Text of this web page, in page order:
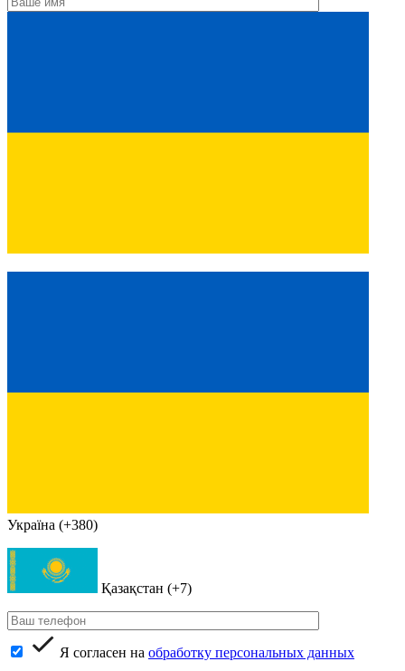
Україна (+380)
Қазақстан (+7)
Я согласен на обработку персональных данных